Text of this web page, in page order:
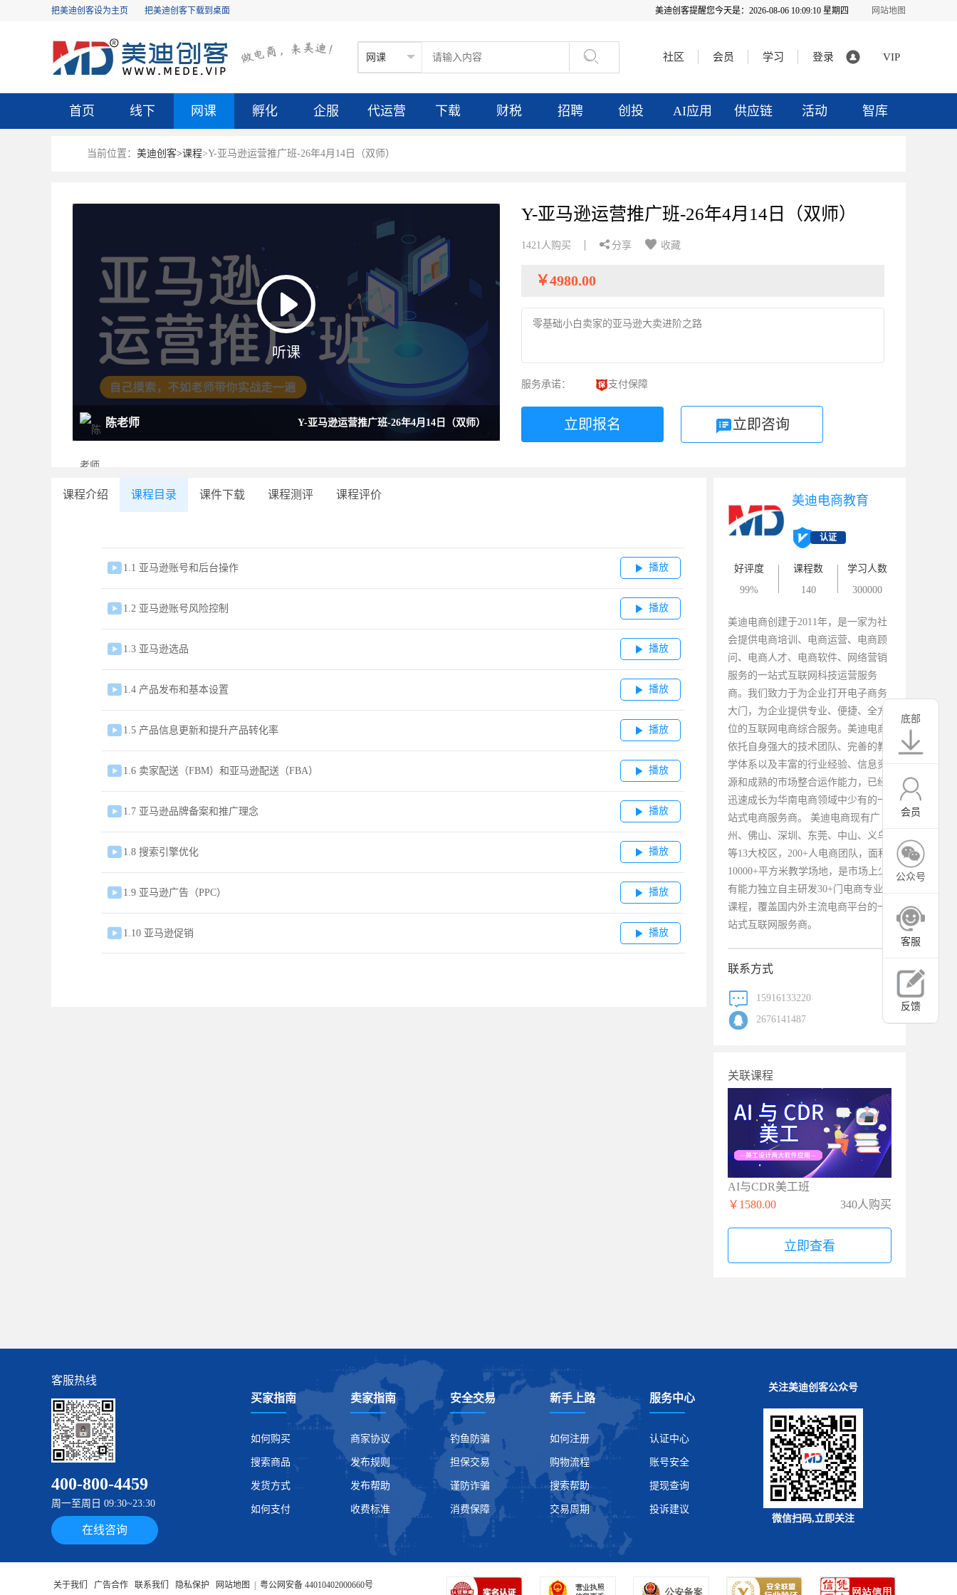
底部
会员
公众号
客服
反馈
把美迪创客设为主页 把美迪创客下载到桌面 美迪创客提醒您今天是： 2026-08-06 10:09:10 星期四 网站地图
 社区 会员 学习 登录 VIP
首页 线下 网课 孵化 企服 代运营 下载 财税 招聘 创投 AI应用 供应链 活动 智库
当前位置： 美迪创客>课程>Y-亚马逊运营推广班-26年4月14日（双师）
听课
陈老师 Y-亚马逊运营推广班-26年4月14日（双师）
Y-亚马逊运营推广班-26年4月14日（双师）
1421人购买  分享  收藏
￥4980.00
零基础小白卖家的亚马逊大卖进阶之路
服务承诺： 支付保障
立即报名 立即咨询
课程介绍 课程目录 课件下载 课程测评 课程评价
 1.1 亚马逊账号和后台操作  播放
 1.2 亚马逊账号风险控制  播放
 1.3 亚马逊选品  播放
 1.4 产品发布和基本设置  播放
 1.5 产品信息更新和提升产品转化率  播放
 1.6 卖家配送（FBM）和亚马逊配送（FBA）  播放
 1.7 亚马逊品牌备案和推广理念  播放
 1.8 搜索引擎优化  播放
 1.9 亚马逊广告（PPC）  播放
 1.10 亚马逊促销  播放
美迪电商教育
认证
好评度
99%
课程数
140
学习人数
300000
美迪电商创建于2011年，是一家为社
会提供电商培训、电商运营、电商顾
问、电商人才、电商软件、网络营销
服务的一站式互联网科技运营服务
商。我们致力于为企业打开电子商务
大门，为企业提供专业、便捷、全方
位的互联网电商综合服务。美迪电商
依托自身强大的技术团队、完善的教
学体系以及丰富的行业经验、信息资
源和成熟的市场整合运作能力，已经
迅速成长为华南电商领域中少有的一
站式电商服务商。 美迪电商现有广
州、佛山、深圳、东莞、中山、义乌
等13大校区，200+人电商团队，面积
10000+平方米教学场地，是市场上少
有能力独立自主研发30+门电商专业
课程，覆盖国内外主流电商平台的一
站式互联网服务商。
联系方式
15916133220
2676141487
关联课程
AI与CDR美工班
￥1580.00
340人购买
立即查看
客服热线
400-800-4459
周一至周日 09:30~23:30
在线咨询
买家指南
如何购买
搜索商品
发货方式
如何支付
卖家指南
商家协议
发布规则
发布帮助
收费标准
安全交易
钓鱼防骗
担保交易
谨防诈骗
消费保障
新手上路
如何注册
购物流程
搜索帮助
交易周期
服务中心
认证中心
账号安全
提现查询
投诉建议
关注美迪创客公众号
微信扫码,立即关注
关于我们 广告合作 联系我们 隐私保护 网站地图 粤公网安备 44010402000660号